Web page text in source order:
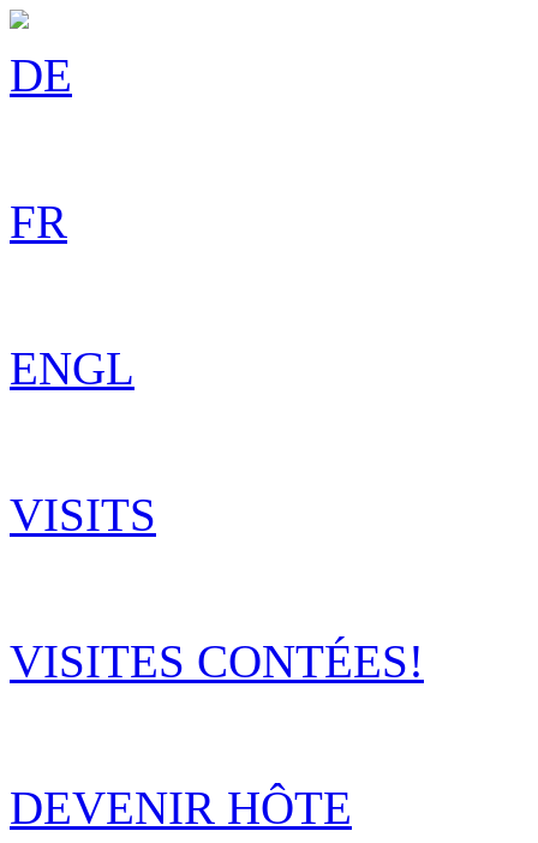
DE
FR
ENGL
VISITS
VISITES CONTÉES!
DEVENIR HÔTE